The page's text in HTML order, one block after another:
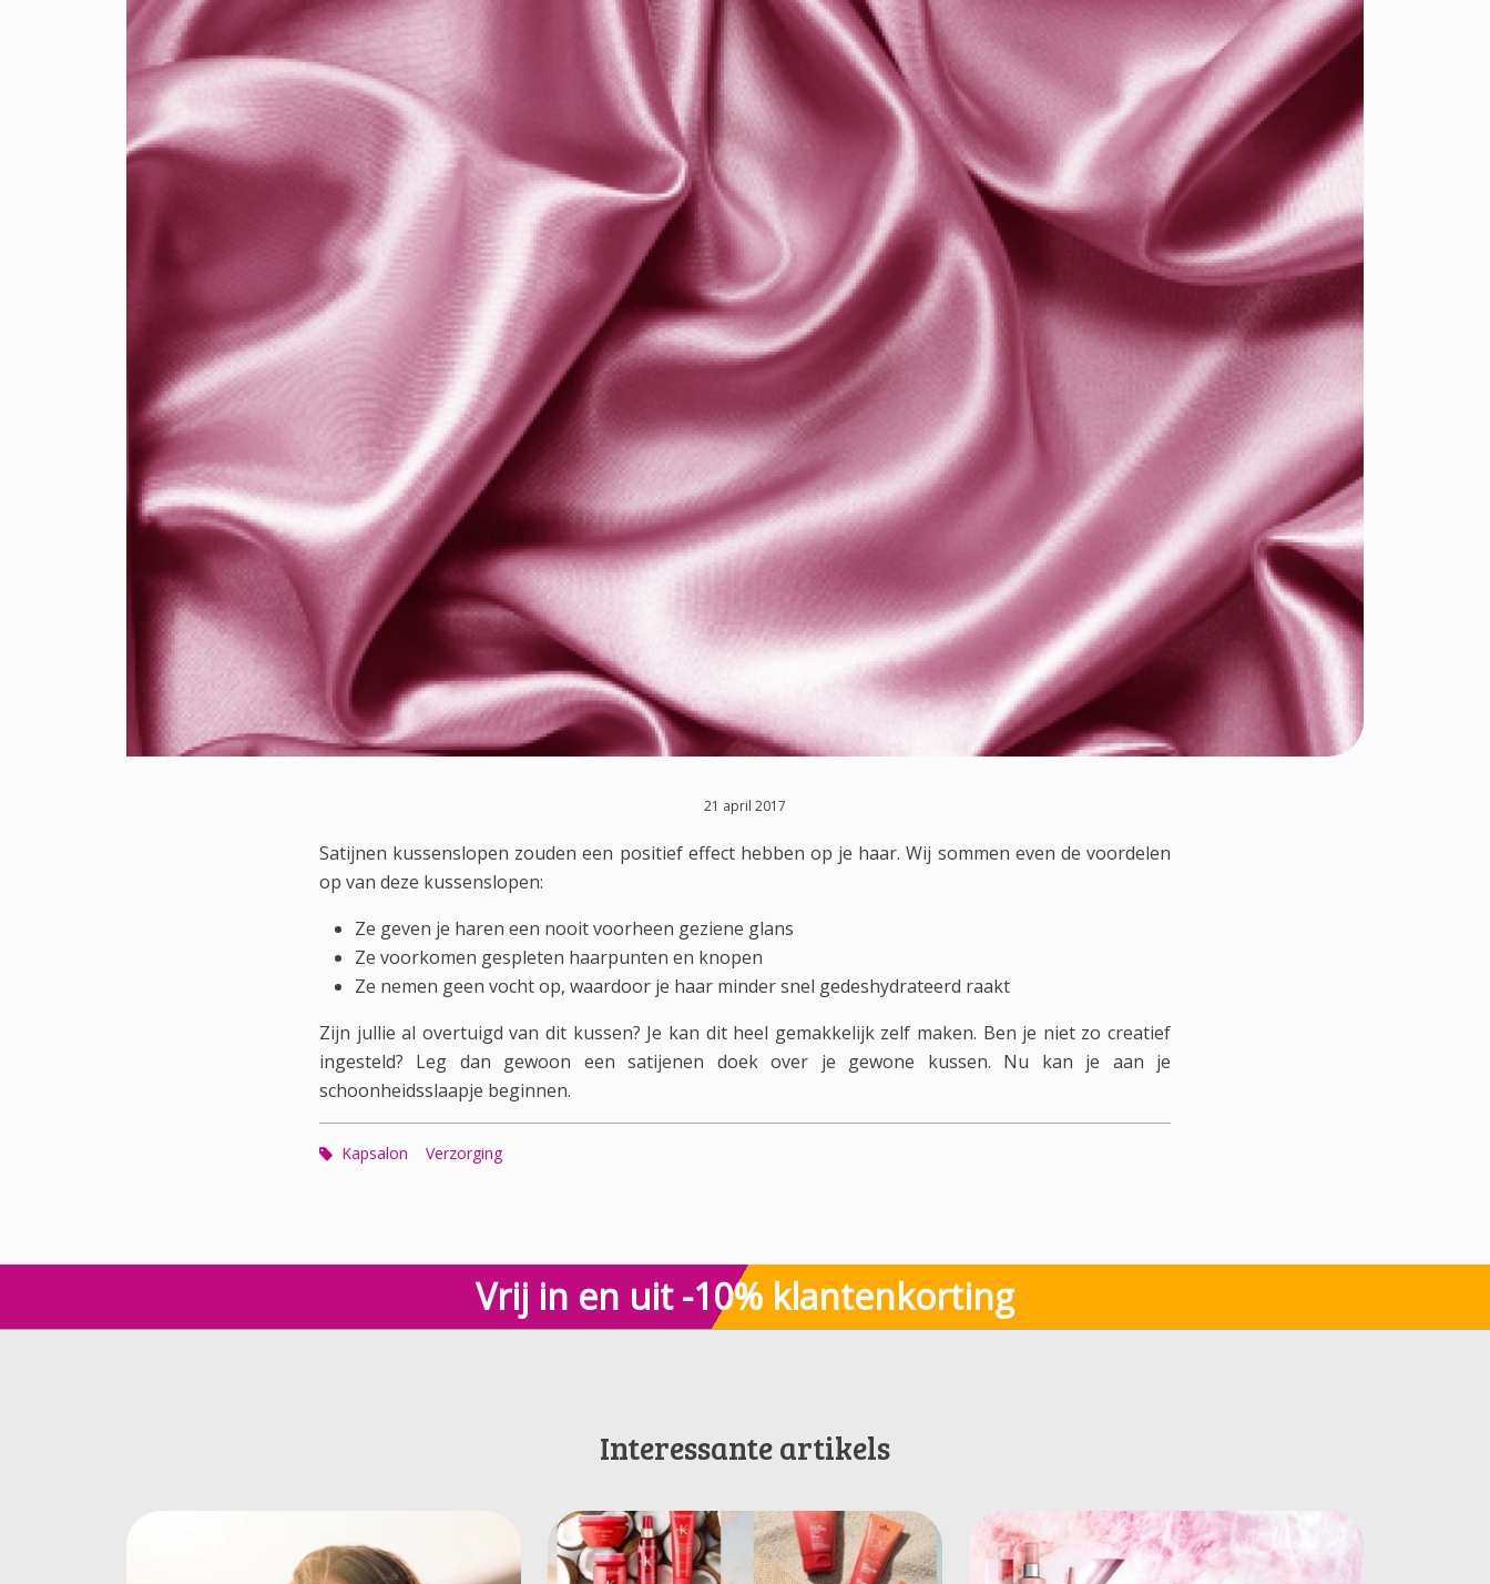
21 april 2017
Satijnen kussenslopen zouden een positief effect hebben op je haar. Wij sommen even de voordelen
op van deze kussenslopen:
Ze geven je haren een nooit voorheen geziene glans
Ze voorkomen gespleten haarpunten en knopen
Ze nemen geen vocht op, waardoor je haar minder snel gedeshydrateerd raakt
Zijn jullie al overtuigd van dit kussen? Je kan dit heel gemakkelijk zelf maken. Ben je niet zo creatief
ingesteld? Leg dan gewoon een satijenen doek over je gewone kussen. Nu kan je aan je
schoonheidsslaapje beginnen.
Kapsalon Verzorging
Vrij in en uit -10% klantenkorting
Interessante artikels